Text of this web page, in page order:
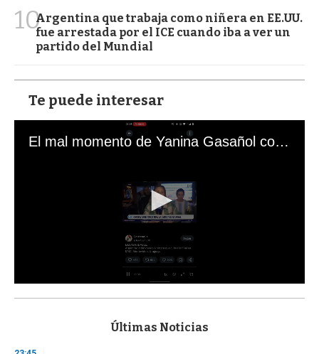
10Argentina que trabaja como niñera en EE.UU.
fue arrestada por el ICE cuando iba a ver un
partido del Mundial
Te puede interesar
El mal momento de Yanina Gasañol con un hincha argentino en "Subrayado"
s
Últimas Noticias